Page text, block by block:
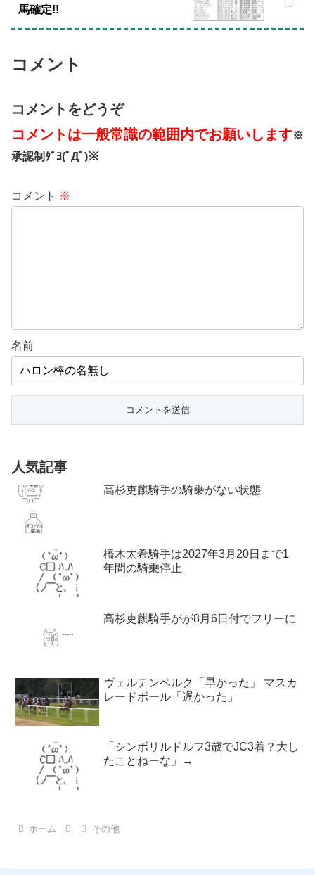
馬確定!!
コメント
コメントをどうぞ
コメントは一般常識の範囲内でお願いします※
承認制ﾀﾞﾖ(ﾟДﾟ)※
コメント ※
名前
人気記事
高杉吏麒騎手の騎乗がない状態
橋木太希騎手は2027年3月20日まで1
年間の騎乗停止
高杉吏麒騎手がが8月6日付でフリーに
ヴェルテンベルク「早かった」 マスカ
レードボール「遅かった」
「シンボリルドルフ3歳でJC3着？大し
たことねーな」→
ホーム その他